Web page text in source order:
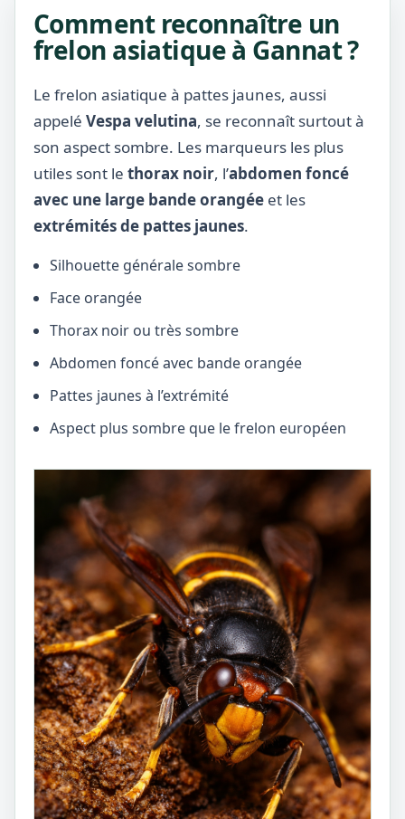
Comment reconnaître un
frelon asiatique à Gannat ?
Le frelon asiatique à pattes jaunes, aussi
appelé Vespa velutina, se reconnaît surtout à
son aspect sombre. Les marqueurs les plus
utiles sont le thorax noir, l’abdomen foncé
avec une large bande orangée et les
extrémités de pattes jaunes.
Silhouette générale sombre
Face orangée
Thorax noir ou très sombre
Abdomen foncé avec bande orangée
Pattes jaunes à l’extrémité
Aspect plus sombre que le frelon européen